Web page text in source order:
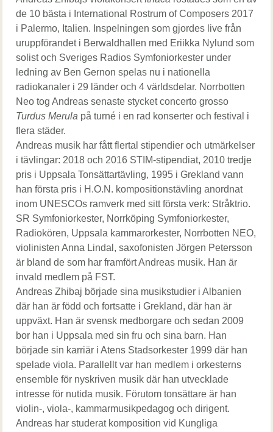
de 10 bästa i International Rostrum of Composers 2017
i Palermo, Italien. Inspelningen som gjordes live från
uruppförandet i Berwaldhallen med Eriikka Nylund som
solist och Sveriges Radios Symfoniorkester under
ledning av Ben Gernon spelas nu i nationella
radiokanaler i 29 länder och 4 världsdelar. Norrbotten
Neo tog Andreas senaste stycket concerto grosso
Turdus Merula på turné i en rad konserter och festival i
flera städer.
Andreas musik har fått flertal stipendier och utmärkelser
i tävlingar: 2018 och 2016 STIM-stipendiat, 2010 tredje
pris i Uppsala Tonsättartävling, 1995 i Grekland vann
han första pris i H.O.N. kompositionstävling anordnat
inom UNESCOs ramverk med sitt första verk: Stråktrio.
SR Symfoniorkester, Norrköping Symfoniorkester,
Radiokören, Uppsala kammarorkester, Norrbotten NEO,
violinisten Anna Lindal, saxofonisten Jörgen Petersson
är bland de som har framfört Andreas musik. Han är
invald medlem på FST.
Andreas Zhibaj började sina musikstudier i Albanien
där han är född och fortsatte i Grekland, där han är
uppväxt. Han är svensk medborgare och sedan 2009
bor han i Uppsala med sin fru och sina barn. Han
började sin karriär i Atens Stadsorkester 1999 där han
spelade viola. Parallellt var han medlem i orkesterns
ensemble för nyskriven musik där han utvecklade
intresse för nutida musik. Förutom tonsättare är han
violin-, viola-, kammarmusikpedagog och dirigent.
Andreas har studerat komposition vid Kungliga